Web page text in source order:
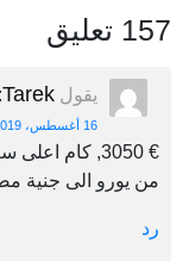
157 تعليق
يقول Tarek
:
16 أغسطس، 2019 الساعة 2:53 ص
€ 3050, كام اعلى سعر
من يورو الى جنية
رد